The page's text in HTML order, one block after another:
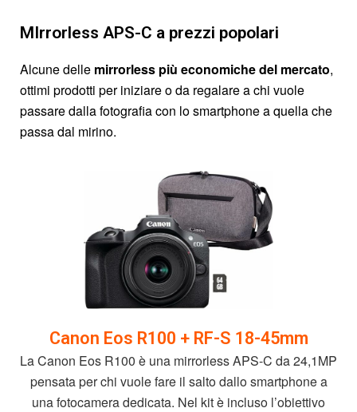
MIrrorless APS-C a prezzi popolari
Alcune delle mirrorless più economiche del mercato,
ottimi prodotti per iniziare o da regalare a chi vuole
passare dalla fotografia con lo smartphone a quella che
passa dal mirino.
Canon Eos R100 + RF-S 18-45mm
La Canon Eos R100 è una mirrorless APS-C da 24,1MP
pensata per chi vuole fare il salto dallo smartphone a
una fotocamera dedicata. Nel kit è incluso l’obiettivo